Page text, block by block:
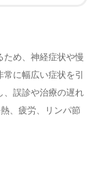
ため、神経症状や慢
に幅広い症状を引
、誤診や治療の遅れ
、疲労、リンパ節